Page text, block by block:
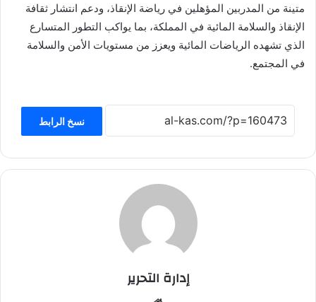
متينة من المدربين المؤهلين في رياضة الإنقاذ، ودعم انتشار ثقافة
الإنقاذ والسلامة المائية في المملكة، بما يواكب التطور المتسارع
الذي تشهده الرياضات المائية ويعزز من مستويات الأمن والسلامة
في المجتمع.
نسخ الرابط
إدارة التحرير